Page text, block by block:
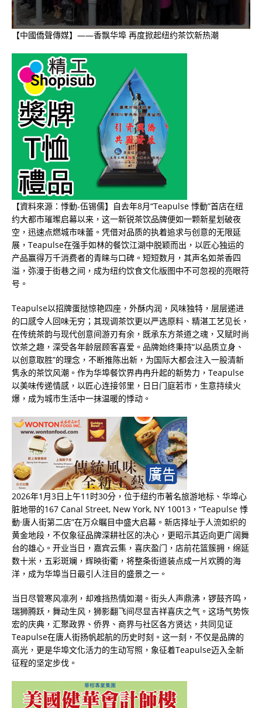
【中國僑聲傳媒】——香飘华埠 再度掀起纽约茶饮新热潮
【資料來源：悸動-伍锡儒】自去年8月“Teapulse 悸動”首店在纽
约大都市璀璨启幕以来，这一新锐茶饮品牌便如一颗新星划破夜
空，迅速点燃城市味蕾。凭借对品质的执着追求与创意的无限延
展，Teapulse在强手如林的餐饮江湖中脱颖而出，以匠心独运的
产品赢得万千消费者的青睐与口碑。短短数月，其声名如茶香四
溢，弥漫于街巷之间，成为纽约饮食文化版图中不可忽视的亮眼符
号。
Teapulse以招牌蛋挞惊艳四座，外酥内润，风味独特，层层递进
的口感令人回味无穷；其现调茶饮更以严选原料、精湛工艺见长，
在传统茶韵与现代创意间游刃有余，既承东方茶道之魂，又赋时尚
饮茶之趣，深受各年龄层顾客喜爱。品牌始终秉持“以品质立身、
以创意取胜”的理念，不断推陈出新，为国际大都会注入一股清新
隽永的茶饮风潮。作为华埠餐饮界冉冉升起的新势力，Teapulse
以美味传递情感，以匠心连接邻里，日日门庭若市，生意持续火
爆，成为城市生活中一抹温暖的悸动。
2026年1月3日上午11时30分，位于纽约市著名旅游地标、华埠心
脏地带的167 Canal Street, New York, NY 10013，“Teapulse 悸
動·唐人街第二店”在万众瞩目中盛大启幕。新店择址于人流如织的
黄金地段，不仅象征品牌深耕社区的决心，更昭示其迈向更广阔舞
台的雄心。开业当日，嘉宾云集，喜庆盈门，店前花篮簇拥，绵延
数十米，五彩斑斓，辉映街衢，将整条街道装点成一片欢腾的海
洋，成为华埠当日最引人注目的盛景之一。
当日尽管寒风凛冽，却难挡热情如潮。街头人声鼎沸，锣鼓齐鸣，
瑞狮腾跃，舞动生风，狮影翻飞间尽显吉祥喜庆之气。这场气势恢
宏的庆典，汇聚政界、侨界、商界与社区各方贤达，共同见证
Teapulse在唐人街扬帆起航的历史时刻。这一刻，不仅是品牌的
高光，更是华埠文化活力的生动写照，象征着Teapulse迈入全新
征程的坚定步伐。